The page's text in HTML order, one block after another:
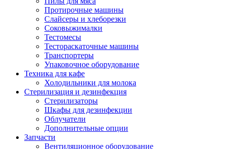
Протирочные машины
Слайсеры и хлеборезки
Соковыжималки
Тестомесы
Тестораскаточные машины
Транспортеры
Упаковочное оборудование
Техника для кафе
Холодильники для молока
Стерилизация и дезинфекция
Стерилизаторы
Шкафы для дезинфекции
Облучатели
Дополнительные опции
Запчасти
Вентиляционное оборудование